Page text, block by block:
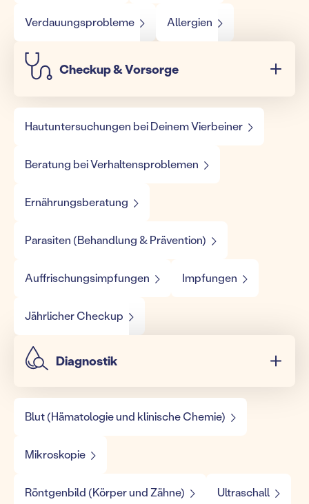
Verdauungsprobleme Allergien
Checkup & Vorsorge
Hautuntersuchungen bei Deinem Vierbeiner
Beratung bei Verhaltensproblemen
Ernährungsberatung
Parasiten (Behandlung & Prävention)
Auffrischungsimpfungen Impfungen
Jährlicher Checkup
Diagnostik
Blut (Hämatologie und klinische Chemie)
Mikroskopie
Röntgenbild (Körper und Zähne) Ultraschall